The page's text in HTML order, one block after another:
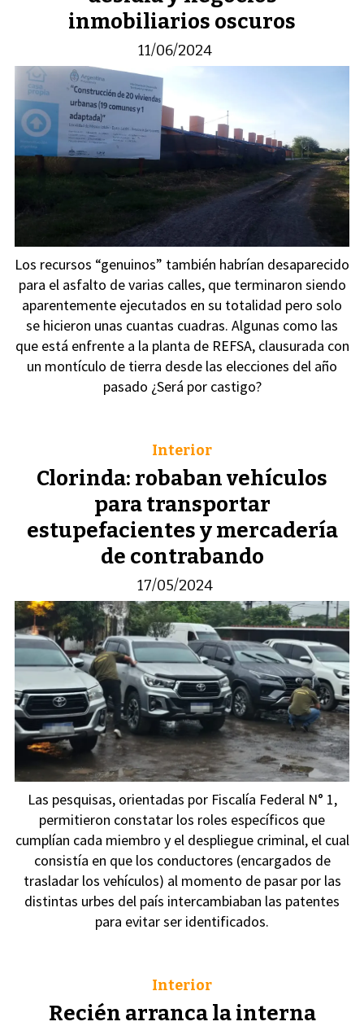
inmobiliarios oscuros
11/06/2024
Los recursos “genuinos” también habrían desaparecido
para el asfalto de varias calles, que terminaron siendo
aparentemente ejecutados en su totalidad pero solo
se hicieron unas cuantas cuadras. Algunas como las
que está enfrente a la planta de REFSA, clausurada con
un montículo de tierra desde las elecciones del año
pasado ¿Será por castigo?
Clorinda: robaban vehículos
para transportar
estupefacientes y mercadería
de contrabando
Interior
17/05/2024
Las pesquisas, orientadas por Fiscalía Federal N° 1,
permitieron constatar los roles específicos que
cumplían cada miembro y el despliegue criminal, el cual
consistía en que los conductores (encargados de
trasladar los vehículos) al momento de pasar por las
distintas urbes del país intercambiaban las patentes
para evitar ser identificados.
Recién arranca la interna
Interior